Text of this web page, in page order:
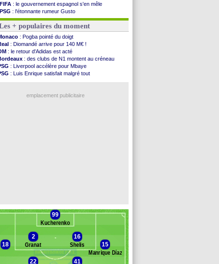
FIFA : le gouvernement espagnol s'en mêle
PSG : l'étonnante rumeur Gusto
Bologne: Dallinga est sur le marché
OM: accord trouvé avec Man City pour Rulli
OM: Medina vers Leverkusen pour 25 M€
Uruguay: Forlan nommé sélectionneur (officiel)
Séville: Juanlu signe à Bournemouth (officiel)
PSG: Ndjantou heureux d'avoir rejoué
Real: Diomandé pour 140 M€ ! (officiel)
Man City: Rodri préfère le Barça au Real !
Rennes: Aït Boudlal veut rejoindre Fulham
: Diaw va signer à Lille
+ populaires du moment
: Pogba pointé du doigt
: Diomandé arrive pour 140 M€ !
: le retour d'Adidas est acté
: des clubs de N1 montent au créneau
: Liverpool accélère pour Mbaye
: Luis Enrique satisfait malgré tout
emplacement publicitaire
99
Kucherenko
2
Granat
16
Shelis
18
15
Manrique Díaz
22
41